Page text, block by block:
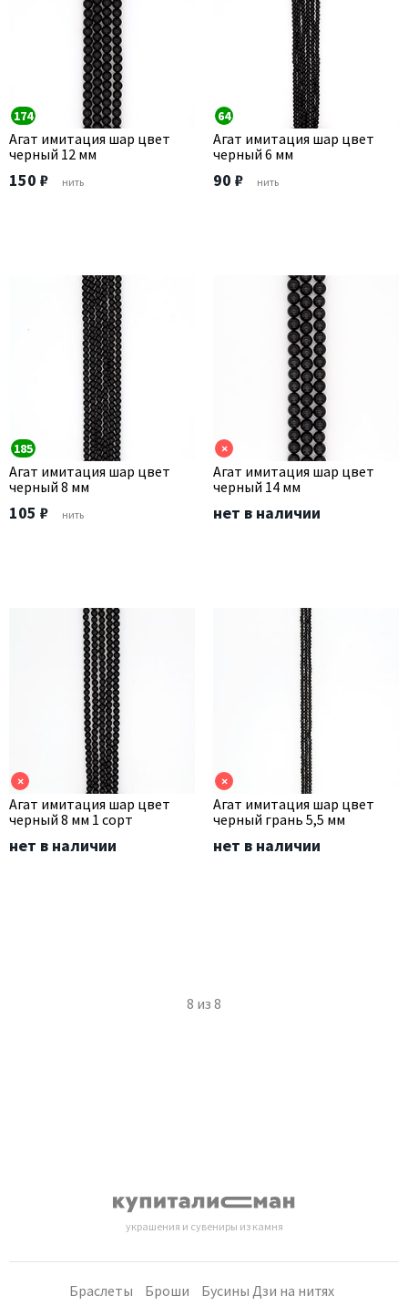
174
Агат имитация шар цвет
черный 12 мм
150 ₽ нить
64
Агат имитация шар цвет
черный 6 мм
90 ₽ нить
185
Агат имитация шар цвет
черный 8 мм
105 ₽ нить
×
Агат имитация шар цвет
черный 14 мм
нет в наличии
×
Агат имитация шар цвет
черный 8 мм 1 сорт
нет в наличии
×
Агат имитация шар цвет
черный грань 5,5 мм
нет в наличии
8 из 8
украшения и сувениры из камня
Браслеты Броши Бусины Дзи на нитях